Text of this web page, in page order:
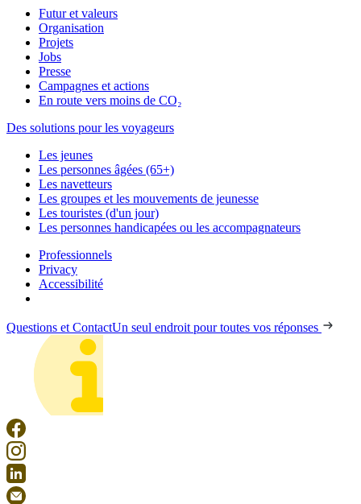
Futur et valeurs
Organisation
Projets
Jobs
Presse
Campagnes et actions
En route vers moins de CO₂
Des solutions pour les voyageurs
Les jeunes
Les personnes âgées (65+)
Les navetteurs
Les groupes et les mouvements de jeunesse
Les touristes (d'un jour)
Les personnes handicapées ou les accompagnateurs
Professionnels
Privacy
Accessibilité
Questions et ContactUn seul endroit pour toutes vos réponses